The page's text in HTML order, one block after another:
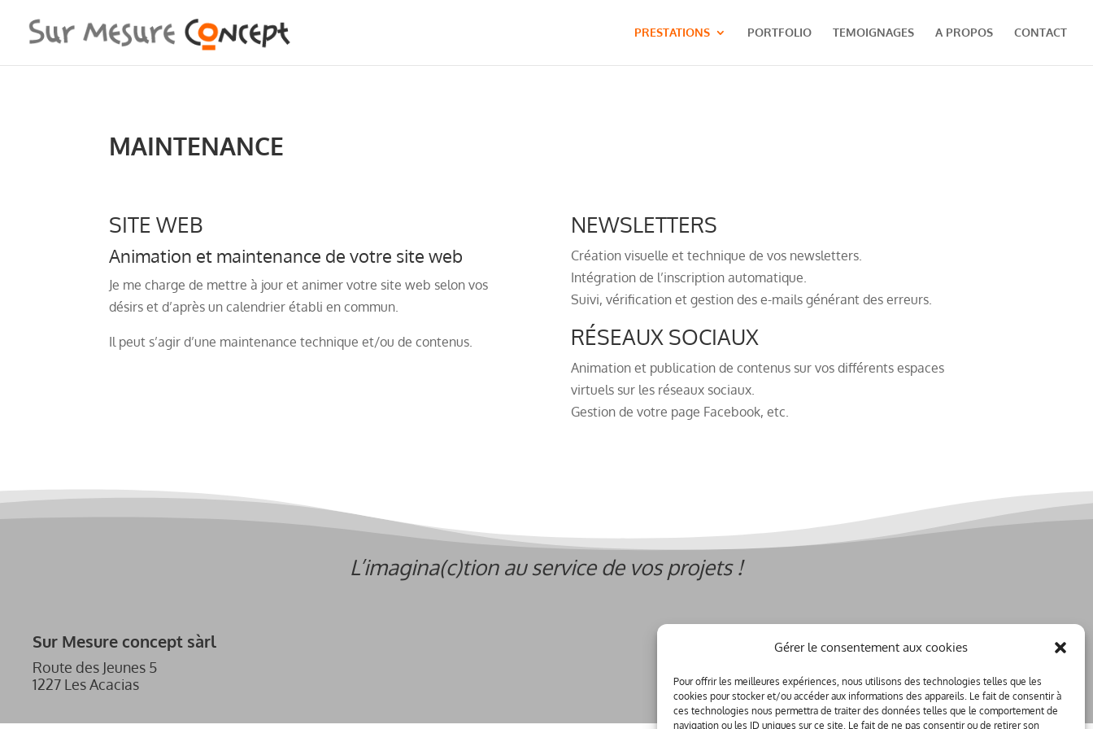
Gérer le consentement aux cookies
Pour offrir les meilleures expériences, nous utilisons des technologies telles que les
cookies pour stocker et/ou accéder aux informations des appareils. Le fait de consentir à
ces technologies nous permettra de traiter des données telles que le comportement de
navigation ou les ID uniques sur ce site. Le fait de ne pas consentir ou de retirer son
PRESTATIONS PORTFOLIO TEMOIGNAGES A PROPOS CONTACT
MAINTENANCE
SITE WEB
Animation et maintenance de votre site web
Je me charge de mettre à jour et animer votre site web selon vos
désirs et d’après un calendrier établi en commun.
Il peut s’agir d’une maintenance technique et/ou de contenus.
NEWSLETTERS
Création visuelle et technique de vos newsletters.
Intégration de l’inscription automatique.
Suivi, vérification et gestion des e-mails générant des erreurs.
RÉSEAUX SOCIAUX
Animation et publication de contenus sur vos différents espaces
virtuels sur les réseaux sociaux.
Gestion de votre page Facebook, etc.
L’imagina(c)tion au service de vos projets !
Sur Mesure concept sàrl
Route des Jeunes 5
1227 Les Acacias